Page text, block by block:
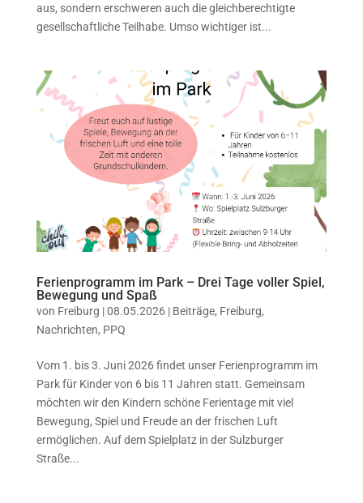
aus, sondern erschweren auch die gleichberechtigte
gesellschaftliche Teilhabe. Umso wichtiger ist...
Ferienprogramm im Park – Drei Tage voller Spiel,
Bewegung und Spaß
von Freiburg |08.05.2026| Beiträge, Freiburg,
Nachrichten, PPQ
Vom 1. bis 3. Juni 2026 findet unser Ferienprogramm im
Park für Kinder von 6 bis 11 Jahren statt. Gemeinsam
möchten wir den Kindern schöne Ferientage mit viel
Bewegung, Spiel und Freude an der frischen Luft
ermöglichen. Auf dem Spielplatz in der Sulzburger
Straße...